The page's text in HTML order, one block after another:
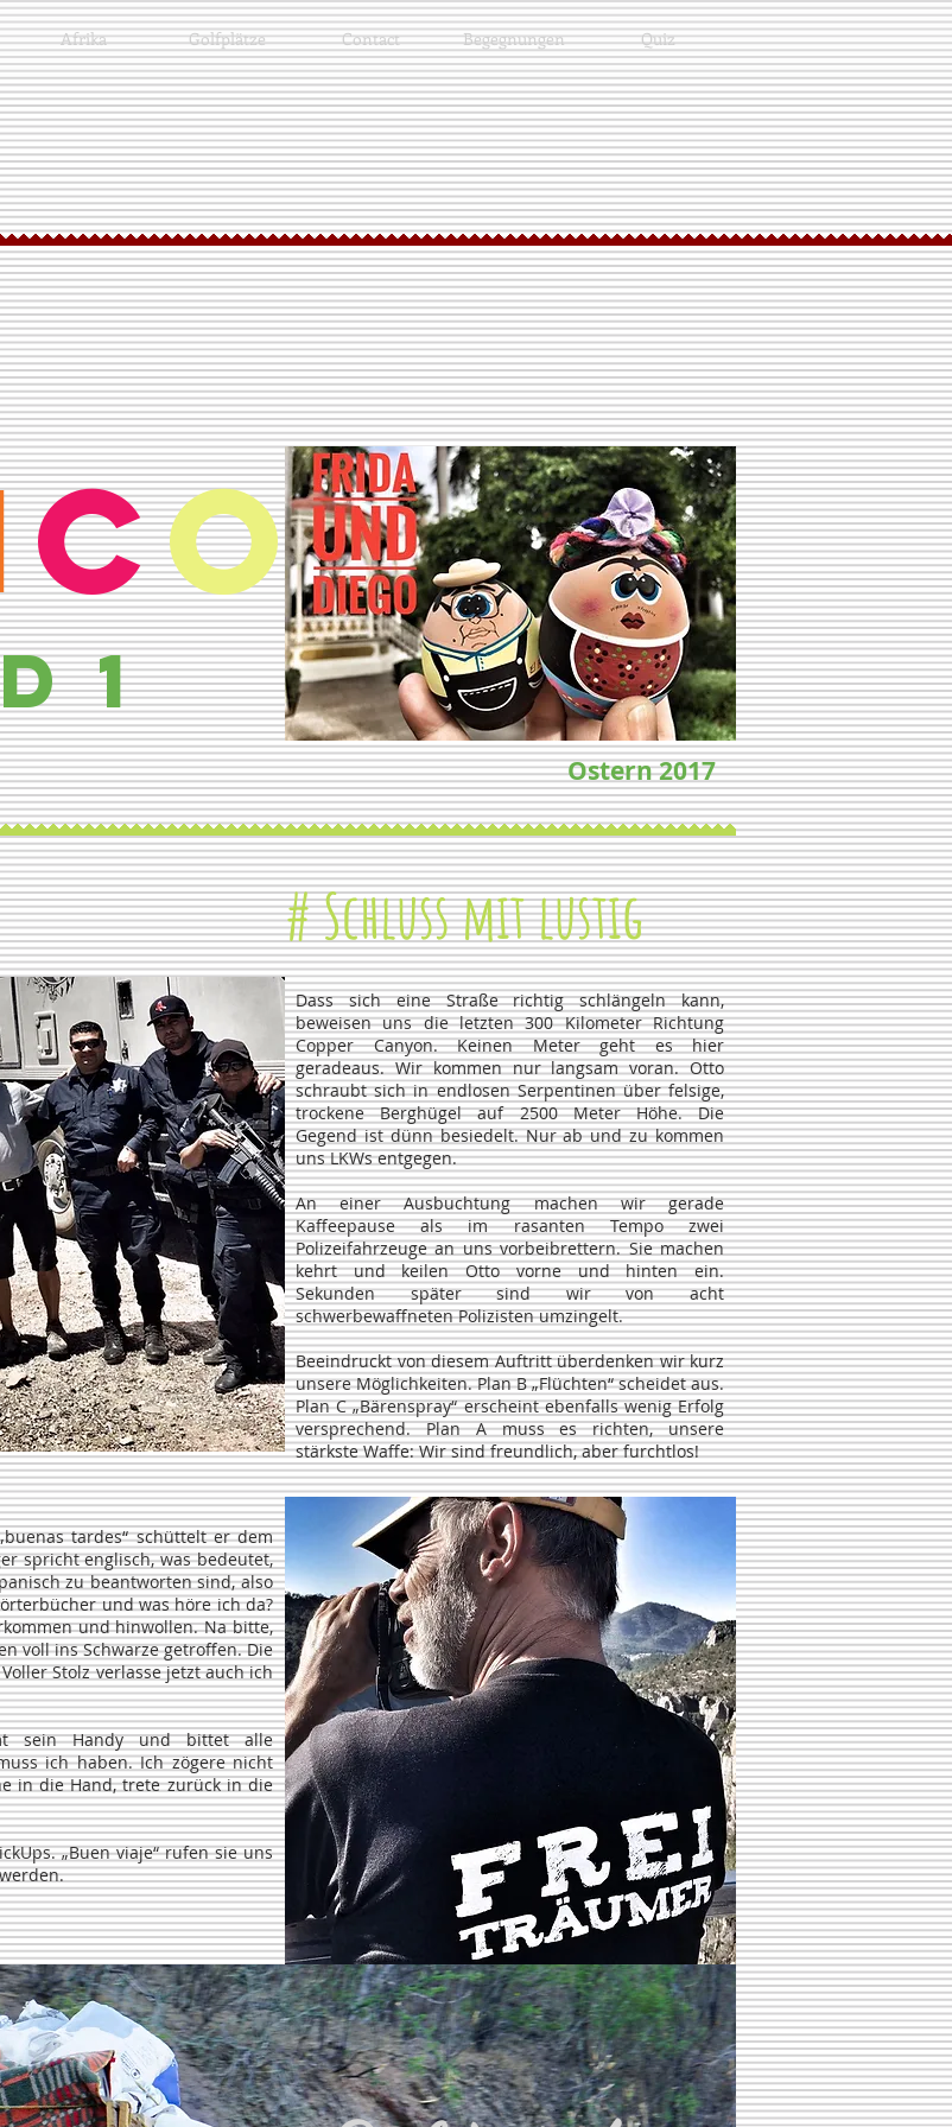
Afrika Golfplätze Contact Begegnungen Quiz
cO
1
Ostern 2017
# Schluss mit lustig
Dass sich eine Straße richtig schlängeln kann,
beweisen uns die letzten 300 Kilometer Richtung
Copper Canyon. Keinen Meter geht es hier
geradeaus. Wir kommen nur langsam voran. Otto
schraubt sich in endlosen Serpentinen über felsige,
trockene Berghügel auf 2500 Meter Höhe. Die
Gegend ist dünn besiedelt. Nur ab und zu kommen
uns LKWs entgegen.
An einer Ausbuchtung machen wir gerade
Kaffeepause als im rasanten Tempo zwei
Polizeifahrzeuge an uns vorbeibrettern. Sie machen
kehrt und keilen Otto vorne und hinten ein.
Sekunden später sind wir von acht
schwerbewaffneten Polizisten umzingelt.
Beeindruckt von diesem Auftritt überdenken wir kurz
unsere Möglichkeiten. Plan B „Flüchten“ scheidet aus.
Plan C „Bärenspray“ erscheint ebenfalls wenig Erfolg
versprechend. Plan A muss es richten, unsere
stärkste Waffe: Wir sind freundlich, aber furchtlos!
tardes“ schüttelt er dem
spricht englisch, was bedeutet,
zu beantworten sind, also
und was höre ich da?
und hinwollen. Na bitte,
voll ins Schwarze getroffen. Die
Stolz verlasse jetzt auch ich
sein Handy und bittet alle
ich haben. Ich zögere nicht
in die Hand, trete zurück in die
„Buen viaje“ rufen sie uns